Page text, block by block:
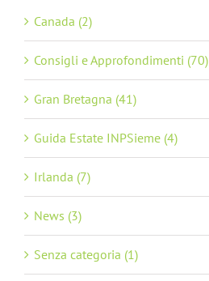
Canada (2)
Consigli e Approfondimenti (70)
Gran Bretagna (41)
Guida Estate INPSieme (4)
Irlanda (7)
News (3)
Senza categoria (1)